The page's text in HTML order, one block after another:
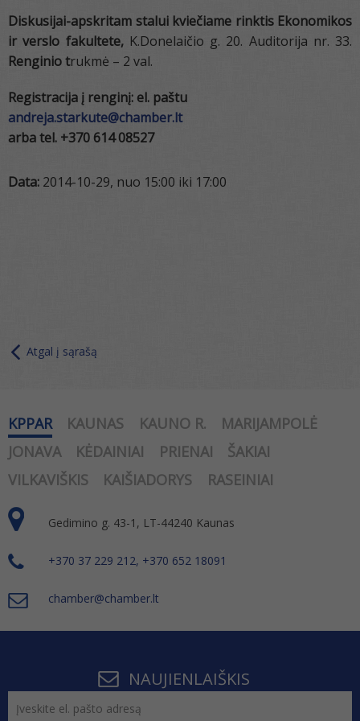
Diskusijai-apskritam stalui kviečiame rinktis Ekonomikos
ir verslo fakultete, K.Donelaičio g. 20. Auditorija nr. 33.
Renginio trukmė – 2 val.
Registracija į renginį: el. paštu
andreja.starkute@chamber.lt
arba tel. +370 614 08527
Data: 2014-10-29, nuo 15:00 iki 17:00
Atgal į sąrašą
KPPAR KAUNAS KAUNO R.
MARIJAMPOLĖ
JONAVA
KĖDAINIAI PRIENAI
ŠAKIAI
VILKAVIŠKIS
KAIŠIADORYS RASEINIAI
Gedimino g. 43-1, LT-44240 Kaunas
+370 37 229 212, +370 652 18091
chamber@chamber.lt
NAUJIENLAIŠKIS